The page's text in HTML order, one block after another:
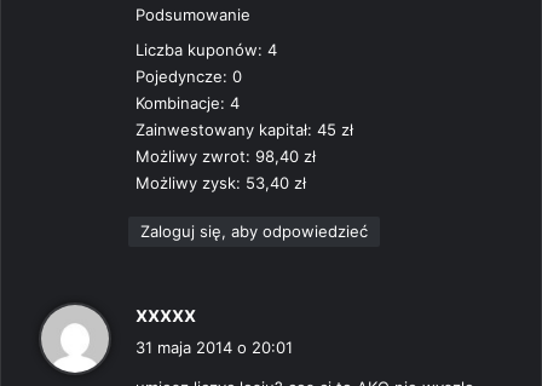
Podsumowanie
Liczba kuponów: 4
Pojedyncze: 0
Kombinacje: 4
Zainwestowany kapitał: 45 zł
Możliwy zwrot: 98,40 zł
Możliwy zysk: 53,40 zł
Zaloguj się, aby odpowiedzieć
xxxxx
i
31 maja 2014 o 20:01